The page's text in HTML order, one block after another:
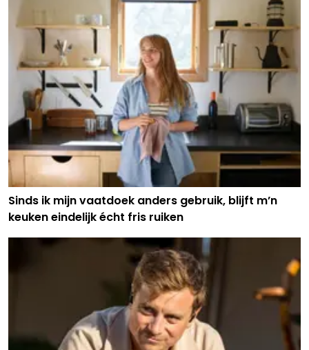
Sinds ik mijn vaatdoek anders gebruik, blijft m’n
keuken eindelijk écht fris ruiken